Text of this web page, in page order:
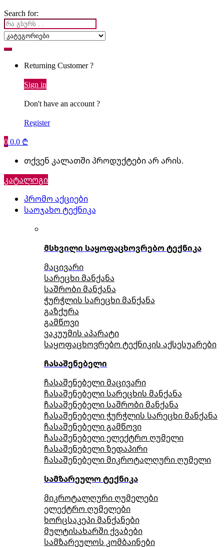
Search for:
Returning Customer ?
Sign in
Don't have an account ?
Register
00.0 ₾
თქვენ კალათში პროდუქტები არ არის.
კატალოგი
პრომო აქციები
საოჯახო ტექნიკა
მსხვილი საყოფაცხოვრებო ტექნიკა
მაცივარი
სარეცხი მანქანა
საშრობი მანქანა
ჭურჭლის სარეცხი მანქანა
გაზქურა
გამწოვი
ვაკუუმის აპარატი
საყოფაცხოვრებო ტექნიკის აქსესუარები
ჩასაშენებელი
ჩასაშენებელი მაცივარი
ჩასაშენებელი სარეცხის მანქანა
ჩასაშენებელი საშრობი მანქანა
ჩასაშენებელი ჭურჭლის სარეცხი მანქანა
ჩასაშენებელი გამწოვი
ჩასაშენებელი ელექტრო ღუმელი
ჩასაშენებელი ზედაპირი
ჩასაშენებელი მიკროტალღური ღუმელი
სამზარეულო ტექნიკა
მიკროტალღური ღუმელები
ელექტრო ღუმელები
ხორცსაკეპი მანქანები
მულტისახარში ქვაბები
სამზარეულოს კომბაინები